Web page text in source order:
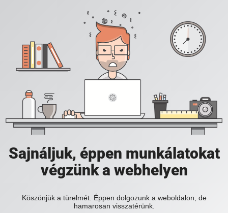
Sajnáljuk, éppen munkálatokat
végzünk a webhelyen
Köszönjük a türelmét. Éppen dolgozunk a weboldalon, de
hamarosan visszatérünk.